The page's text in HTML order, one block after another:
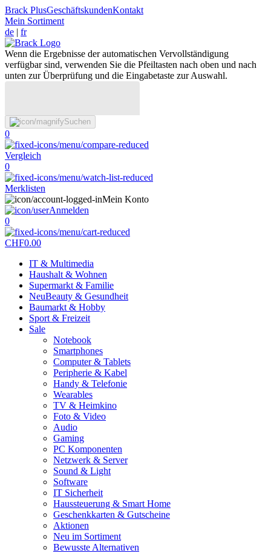
Brack PlusGeschäftskundenKontakt
Mein Sortiment
de | fr
Wenn die Ergebnisse der automatischen Vervollständigung
verfügbar sind, verwenden Sie die Pfeiltasten nach oben und nach
unten zur Überprüfung und die Eingabetaste zur Auswahl.
Suchen
0
Vergleich
0
Merklisten
Mein Konto
Anmelden
0
CHF0.00
IT & Multimedia
Haushalt & Wohnen
Supermarkt & Familie
NeuBeauty & Gesundheit
Baumarkt & Hobby
Sport & Freizeit
Sale
Notebook
Smartphones
Computer & Tablets
Peripherie & Kabel
Handy & Telefonie
Wearables
TV & Heimkino
Foto & Video
Audio
Gaming
PC Komponenten
Netzwerk & Server
Sound & Light
Software
IT Sicherheit
Haussteuerung & Smart Home
Geschenkkarten & Gutscheine
Aktionen
Neu im Sortiment
Bewusste Alternativen